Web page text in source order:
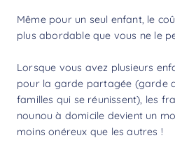
Même pour un seul enfant, le
plus abordable que vous ne le
Lorsque vous avez plusieurs
pour la garde partagée (garde
familles qui se réunissent), les
nounou à domicile devient un
moins onéreux que les autres !